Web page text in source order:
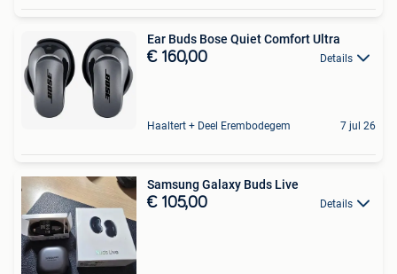
Ear Buds Bose Quiet Comfort Ultra
€ 160,00 Details
Haaltert + Deel Erembodegem 7 jul 26
Samsung Galaxy Buds Live
€ 105,00 Details